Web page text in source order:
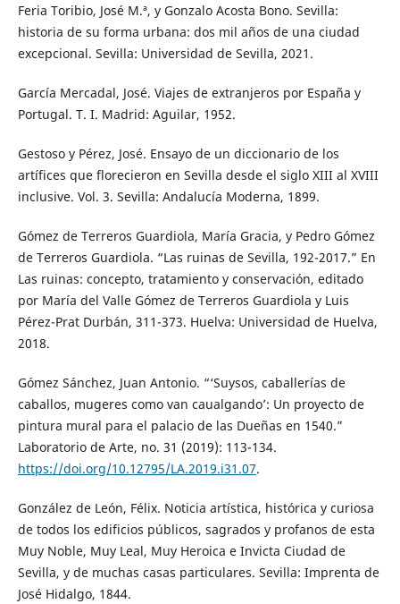
Feria Toribio, José M.ª, y Gonzalo Acosta Bono. Sevilla:
historia de su forma urbana: dos mil años de una ciudad
excepcional. Sevilla: Universidad de Sevilla, 2021.
García Mercadal, José. Viajes de extranjeros por España y
Portugal. T. I. Madrid: Aguilar, 1952.
Gestoso y Pérez, José. Ensayo de un diccionario de los
artífices que florecieron en Sevilla desde el siglo XIII al XVIII
inclusive. Vol. 3. Sevilla: Andalucía Moderna, 1899.
Gómez de Terreros Guardiola, María Gracia, y Pedro Gómez
de Terreros Guardiola. “Las ruinas de Sevilla, 192-2017.” En
Las ruinas: concepto, tratamiento y conservación, editado
por María del Valle Gómez de Terreros Guardiola y Luis
Pérez-Prat Durbán, 311-373. Huelva: Universidad de Huelva,
2018.
Gómez Sánchez, Juan Antonio. “‘Suysos, caballerías de
caballos, mugeres como van caualgando’: Un proyecto de
pintura mural para el palacio de las Dueñas en 1540.”
Laboratorio de Arte, no. 31 (2019): 113-134.
https://doi.org/10.12795/LA.2019.i31.07.
González de León, Félix. Noticia artística, histórica y curiosa
de todos los edificios públicos, sagrados y profanos de esta
Muy Noble, Muy Leal, Muy Heroica e Invicta Ciudad de
Sevilla, y de muchas casas particulares. Sevilla: Imprenta de
José Hidalgo, 1844.